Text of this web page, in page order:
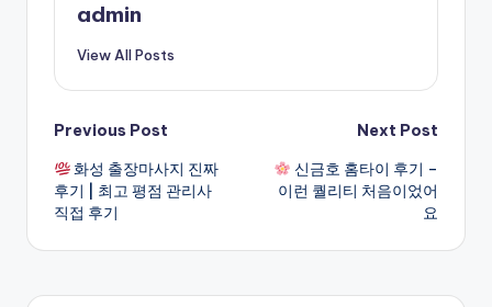
admin
View All Posts
Post
navigation
Previous Post
화성 출장마사지 진짜
후기 | 최고 평점 관리사
직접 후기
Next Post
신금호 홈타이 후기 –
이런 퀄리티 처음이었어
요